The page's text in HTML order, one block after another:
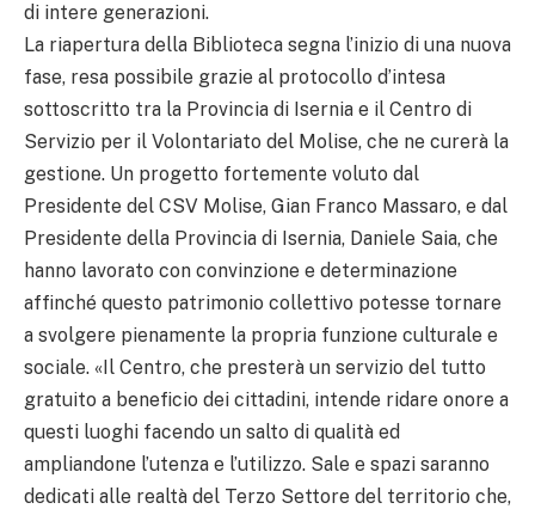
di intere generazioni.
La riapertura della Biblioteca segna l’inizio di una nuova
fase, resa possibile grazie al protocollo d’intesa
sottoscritto tra la Provincia di Isernia e il Centro di
Servizio per il Volontariato del Molise, che ne curerà la
gestione. Un progetto fortemente voluto dal
Presidente del CSV Molise, Gian Franco Massaro, e dal
Presidente della Provincia di Isernia, Daniele Saia, che
hanno lavorato con convinzione e determinazione
affinché questo patrimonio collettivo potesse tornare
a svolgere pienamente la propria funzione culturale e
sociale. «Il Centro, che presterà un servizio del tutto
gratuito a beneficio dei cittadini, intende ridare onore a
questi luoghi facendo un salto di qualità ed
ampliandone l’utenza e l’utilizzo. Sale e spazi saranno
dedicati alle realtà del Terzo Settore del territorio che,